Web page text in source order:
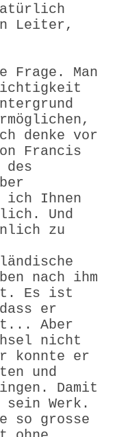
Leiter,
Frage. Man
denke vor
Francis
ich Ihnen
Und
zu
nach ihm
Es ist
er
Aber
nicht
konnte er
und
Damit
sein Werk.
so grosse